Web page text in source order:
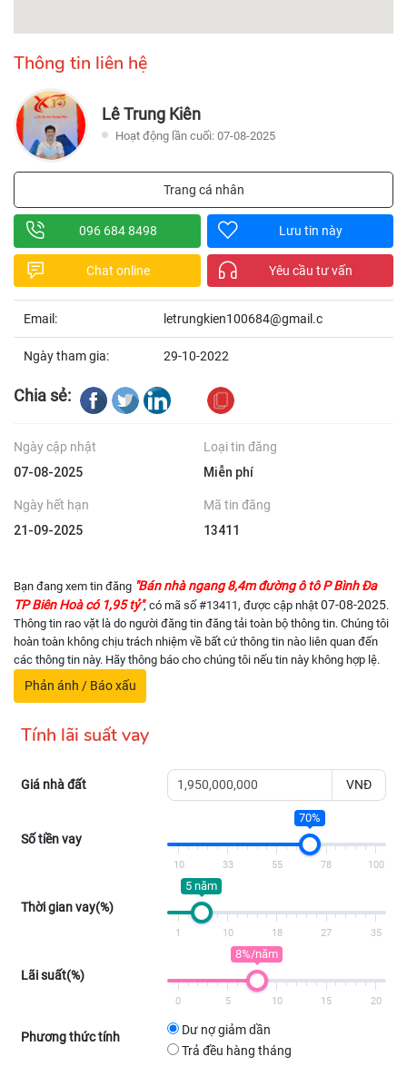
Thông tin liên hệ
Lê Trung Kiên
Hoạt động lần cuối: 07-08-2025
Trang cá nhân
096 684 8498 Lưu tin này
Chat online Yêu cầu tư vấn
Email: letrungkien100684@gmail.c
Ngày tham gia: 29-10-2022
Chia sẻ:
Ngày cập nhật
07-08-2025
Loại tin đăng
Miễn phí
Ngày hết hạn
21-09-2025
Mã tin đăng
13411
Bạn đang xem tin đăng "Bán nhà ngang 8,4m đường ô tô P Bình Đa
TP Biên Hoà có 1,95 tỷ", có mã số #13411, được cập nhật 07-08-2025.
Thông tin rao vặt là do người đăng tin đăng tải toàn bộ thông tin. Chúng tôi
hoàn toàn không chịu trách nhiệm về bất cứ thông tin nào liên quan đến
các thông tin này. Hãy thông báo cho chúng tôi nếu tin này không hợp lệ.
Phản ánh / Báo xấu
Tính lãi suất vay
Giá nhà đất VNĐ
Số tiền vay
70%
10 33 55 78 100
Thời gian vay(%)
5 năm
1 10 18 27 35
Lãi suất(%)
8%/năm
0 5 10 15 20
Phương thức tính
Dư nợ giảm dần
Trả đều hàng tháng